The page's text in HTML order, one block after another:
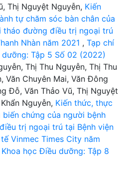
Thị Nguyệt Nguyễn, Kiến
tự chăm sóc bàn chân của
tháo đường điều trị ngoại trú
Nhàn năm 2021 , Tạp chí
Tập 5 Số 02 (2022)
Thị Thu Nguyễn, Thị Thu
Văn Chuyên Mai, Văn Đông
Đỗ, Văn Thảo Vũ, Thị Nguyệt
Nguyễn, Kiến thức, thực
biến chứng của người bệnh
trị ngoại trú tại Bệnh viện
Vinmec Times City năm
học Điều dưỡng: Tập 8